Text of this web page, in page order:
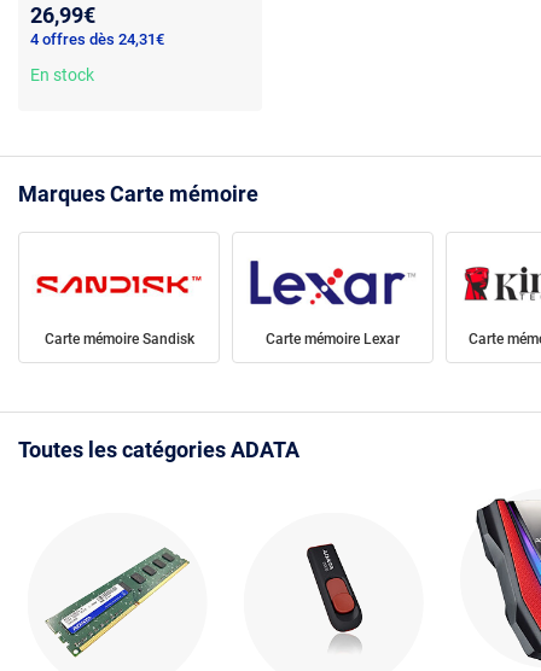
26,99€
4 offres dès 24,31€
En stock
Marques Carte mémoire
Carte mémoire Sandisk Carte mémoire Lexar Carte
Toutes les catégories ADATA